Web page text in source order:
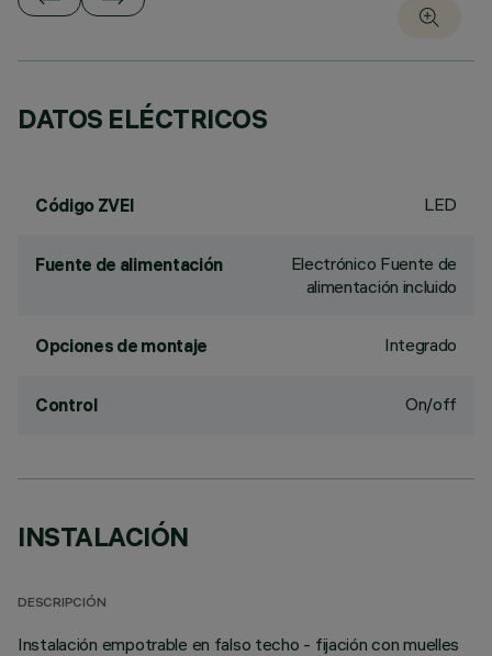
DATOS ELÉCTRICOS
Código ZVEI LED
Fuente de alimentación
Electrónico Fuente de
alimentación incluido
Opciones de montaje Integrado
Control On/off
INSTALACIÓN
DESCRIPCIÓN
Instalación empotrable en falso techo - fijación con muelles